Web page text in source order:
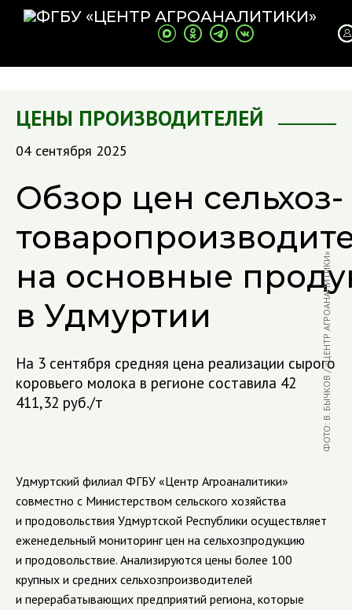
ЦЕНЫ ПРОИЗВОДИТЕЛЕЙ
04 сентября 2025
Обзор цен сельхоз­
на основные
в Удмуртии
На 3 сентября средняя цена реализации сырого
коровьего молока в регионе составила 42
411,32 руб./т
ФОТО: В. БЫЧКОВ / «ЦЕНТР АГРОАНАЛИТИКИ»
Удмуртский филиал ФГБУ «Центр Агроаналитики»
совместно с Министерством сельского хозяйства
и продовольствия Удмуртской Республики осуществляет
еженедельный мониторинг цен на сельхозпродукцию
и продовольствие. Анализируютcя цены более 100
крупных и средних сельхозпроизводителей
и перерабатывающих предприятий региона, которые